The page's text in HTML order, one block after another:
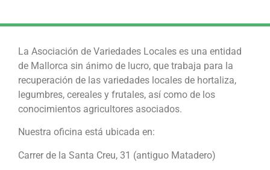
La Asociación de Variedades Locales es una entidad
de Mallorca sin ánimo de lucro, que trabaja para la
recuperación de las variedades locales de hortaliza,
legumbres, cereales y frutales, así como de los
conocimientos agricultores asociados.
Nuestra oficina está ubicada en:
Carrer de la Santa Creu, 31 (antiguo Matadero)